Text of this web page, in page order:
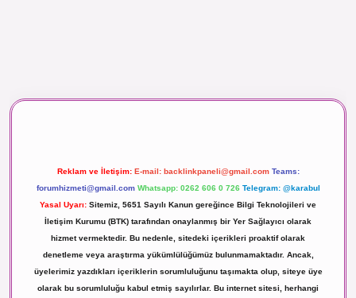
Reklam ve İletişim: E-mail: backlinkpaneli@gmail.com Teams:
forumhizmeti@gmail.com Whatsapp: 0262 606 0 726 Telegram: @karabul
Yasal Uyarı: Sitemiz, 5651 Sayılı Kanun gereğince Bilgi Teknolojileri ve
İletişim Kurumu (BTK) tarafından onaylanmış bir Yer Sağlayıcı olarak
hizmet vermektedir. Bu nedenle, sitedeki içerikleri proaktif olarak
denetleme veya araştırma yükümlülüğümüz bulunmamaktadır. Ancak,
üyelerimiz yazdıkları içeriklerin sorumluluğunu taşımakta olup, siteye üye
olarak bu sorumluluğu kabul etmiş sayılırlar. Bu internet sitesi, herhangi